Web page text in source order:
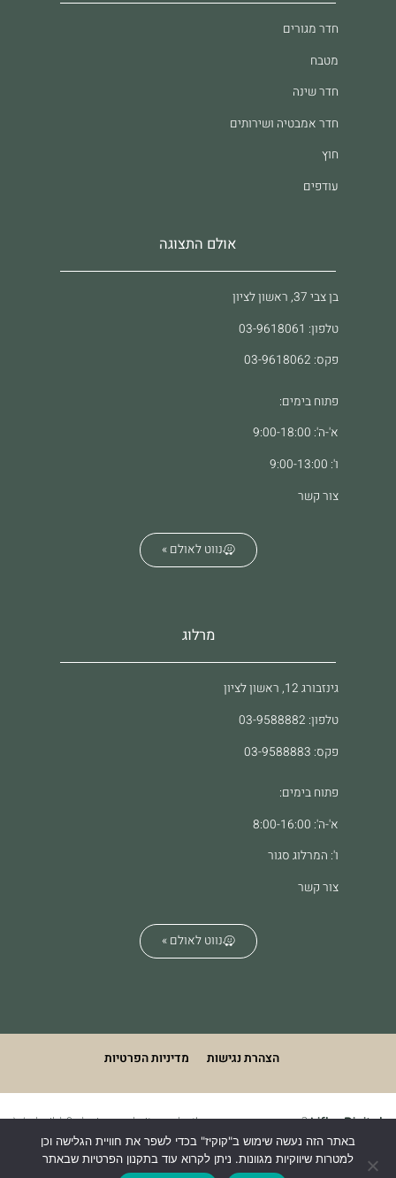
חדר מגורים
מטבח
חדר שינה
חדר אמבטיה ושירותים
חוץ
עודפים
אולם התצוגה
בן צבי 37, ראשון לציון
טלפון: 03-9618061
פקס: 03-9618062
פתוח בימים:
א'-ה': 9:00-18:00
ו': 9:00-13:00
צור קשר
נווט לאולם »
מרלוג
גינזבורג 12, ראשון לציון
טלפון: 03-9588882
פקס: 03-9588883
פתוח בימים:
א'-ה': 8:00-16:00
ו': המרלוג סגור
צור קשר
נווט לאולם »
הצהרת נגישות מדיניות הפרטיות
We build & design websites. what's your superpower?Lifko Digital
באתר הזה נעשה שימוש ב"קוקיז" בכדי לשפר את חוויית הגלישה וכן
למטרות שיווקיות מגוונות. ניתן לקרוא עוד בתקנון הפרטיות שבאתר